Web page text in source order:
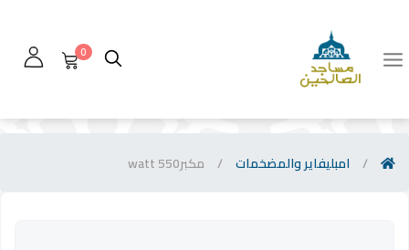
0
/ امبليفاير والمضخمات / مكبر550 watt